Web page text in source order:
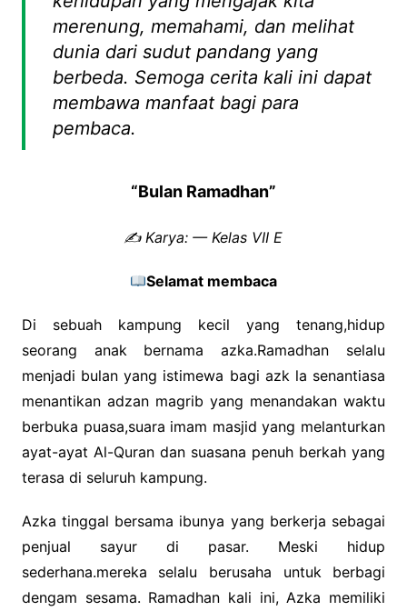
merenung, memahami, dan melihat
dunia dari sudut pandang yang
berbeda. Semoga cerita kali ini dapat
membawa manfaat bagi para
pembaca.
“Bulan Ramadhan”
✍️ Karya: — Kelas VII E
Selamat membaca
Di sebuah kampung kecil yang tenang,hidup
seorang anak bernama azka.Ramadhan selalu
menjadi bulan yang istimewa bagi azk la senantiasa
menantikan adzan magrib yang menandakan waktu
berbuka puasa,suara imam masjid yang melanturkan
ayat-ayat Al-Quran dan suasana penuh berkah yang
terasa di seluruh kampung.
Azka tinggal bersama ibunya yang berkerja sebagai
penjual sayur di pasar. Meski hidup
sederhana.mereka selalu berusaha untuk berbagi
dengam sesama. Ramadhan kali ini, Azka memiliki